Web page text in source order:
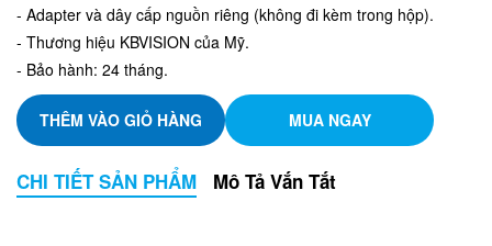
- Adapter và dây cấp nguồn riêng (không đi kèm trong hộp).
- Thương hiệu KBVISION của Mỹ.
- Bảo hành: 24 tháng.
THÊM VÀO GIỎ HÀNG MUA NGAY
CHI TIẾT SẢN PHẨM Mô Tả Vắn Tắt